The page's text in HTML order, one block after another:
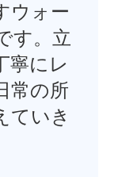
ウォー
す。立
寧にレ
常の所
ていき